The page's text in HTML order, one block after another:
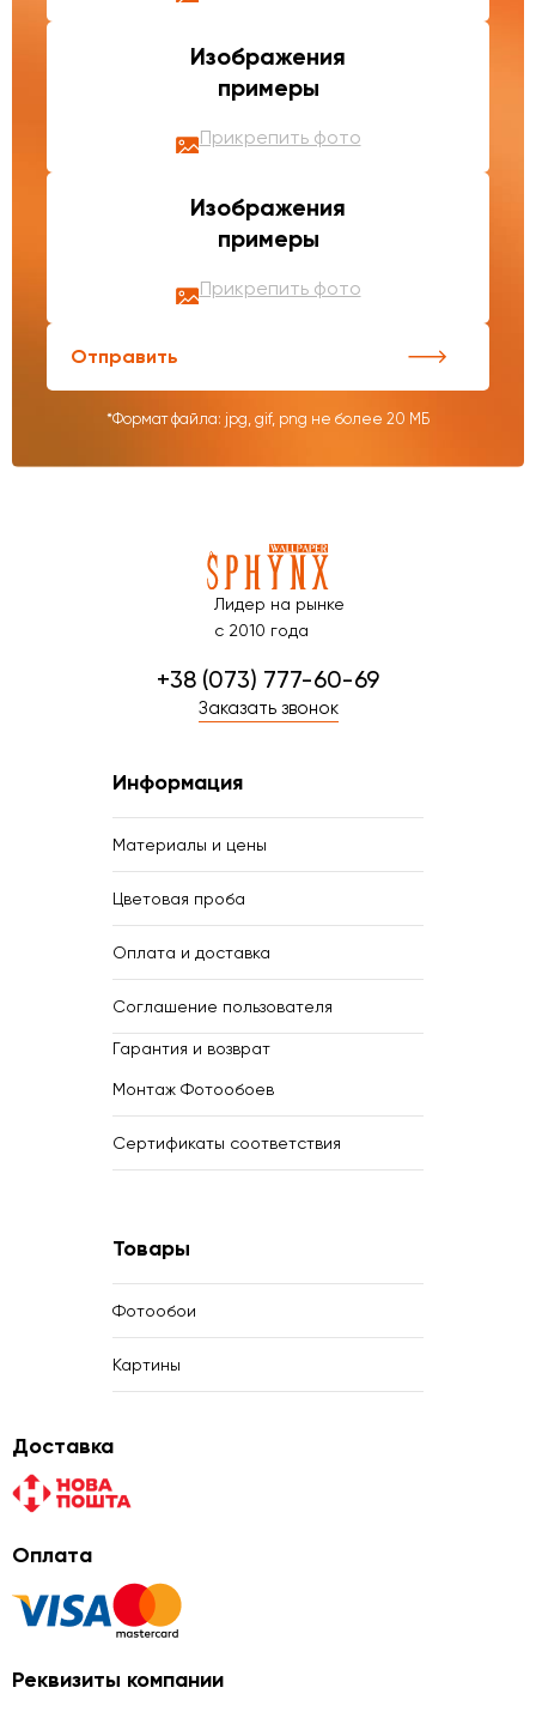
Изображения
примеры
Прикрепить фото
Изображения
примеры
Прикрепить фото
Отправить
*Формат файла: jpg, gif, png не более 20 МБ
Лидер на рынке
с 2010 года
+38 (073) 777-60-69
Заказать звонок
Информация
Материалы и цены
Цветовая проба
Оплата и доставка
Соглашение пользователя
Гарантия и возврат
Монтаж Фотообоев
Сертификаты соответствия
Товары
Фотообои
Картины
Доставка
Оплата
Реквизиты компании